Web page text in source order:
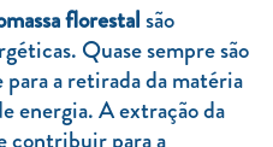
florestalsão
Quase sempre são
a retirada da matéria
energia. A extração da
contribuir para a